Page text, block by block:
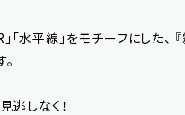
水平線」をモチーフにした、
逃しなく！